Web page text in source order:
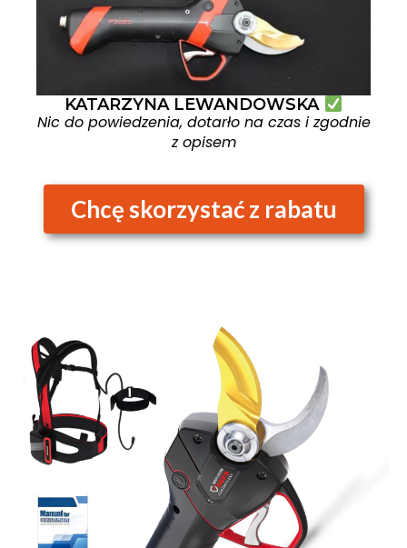
KATARZYNA LEWANDOWSKA
Nic do powiedzenia, dotarło na czas i zgodnie
z opisem
Chcę skorzystać z rabatu